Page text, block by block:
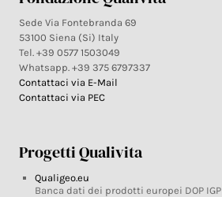
Sede Via Fontebranda 69
53100 Siena (Si) Italy
Tel. +39 0577 1503049
Whatsapp. +39 375 6797337
Contattaci via E-Mail
Contattaci via PEC
Progetti Qualivita
Qualigeo.eu
Banca dati dei prodotti europei DOP IGP